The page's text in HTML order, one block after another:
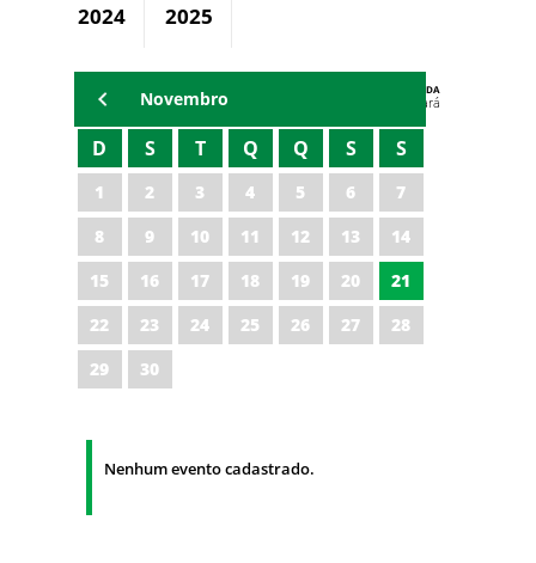
2024 2025
AGENDA
Polícia Militar do Ceará
Novembro
D S T Q Q S S
1 2 3 4 5 6
7
8
9 10 11 12 13
14
15
16 17 18 19 20
21
22
23 24 25 26 27
28
29
30
Nenhum evento cadastrado.